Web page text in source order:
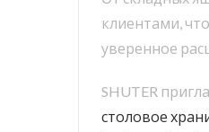
клиентами,
уверенное
SHUTER
столовое